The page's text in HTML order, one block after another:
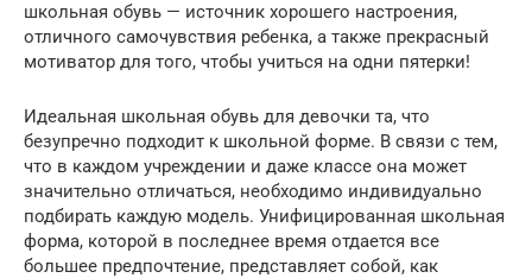
школьная обувь — источник хорошего настроения,
отличного самочувствия ребенка, а также прекрасный
мотиватор для того, чтобы учиться на одни пятерки!
Идеальная школьная обувь для девочки та, что
безупречно подходит к школьной форме. В связи с тем,
что в каждом учреждении и даже классе она может
значительно отличаться, необходимо индивидуально
подбирать каждую модель. Унифицированная школьная
форма, которой в последнее время отдается все
большее предпочтение, представляет собой, как